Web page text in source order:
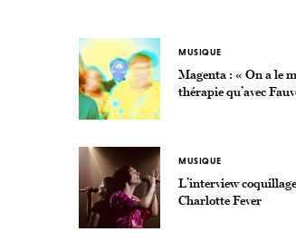
MUSIQUE
Magenta : « On a le
thérapie qu’avec
MUSIQUE
L’interview
Charlotte Fever